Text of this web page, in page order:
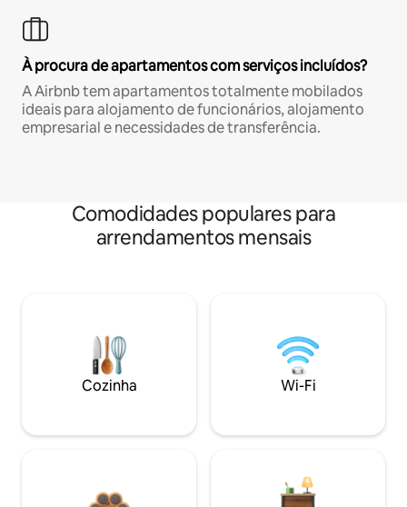
À procura de apartamentos com serviços incluídos?
A Airbnb tem apartamentos totalmente mobilados
ideais para alojamento de funcionários, alojamento
empresarial e necessidades de transferência.
Comodidades populares para
arrendamentos mensais
Cozinha Wi-Fi